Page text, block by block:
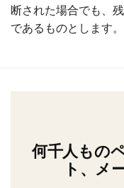
断された場合でも、
であるものとします
何千人もの
ト、メ